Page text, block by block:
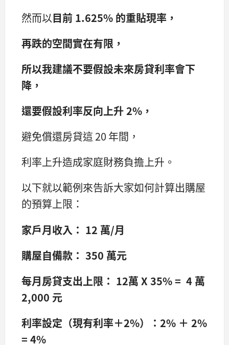
然而以目前 1.625% 的重貼現率，
再跌的空間實在有限，
所以我建議不要假設未來房貸利率會下
降，
還要假設利率反向上升 2%，
避免償還房貸這 20 年間，
利率上升造成家庭財務負擔上升。
以下就以範例來告訴大家如何計算出購屋
的預算上限：
家戶月收入： 12 萬/月
購屋自備款： 350 萬元
每月房貸支出上限： 12萬 X 35% = 4 萬
2,000 元
利率設定（現有利率＋2%）：2% ＋ 2%
= 4%